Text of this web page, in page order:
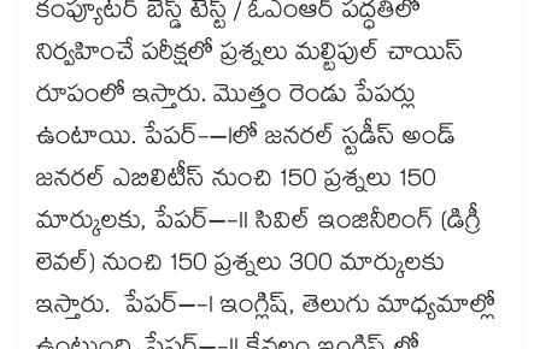
కంప్యూటర్ బేస్డ్ టెస్ట్ / ఓఎంఆర్ పద్ధతిలో
నిర్వహించే పరీక్షలో ప్రశ్నలు మల్టిపుల్ చాయిస్
రూపంలో ఇస్తారు. మొత్తం రెండు పేపర్లు
ఉంటాయి. పేపర్-–Iలో జనరల్ స్టడీస్ అండ్
జనరల్ ఎబిలిటీస్ నుంచి 150 ప్రశ్నలు 150
మార్కులకు, పేపర్–-II సివిల్ ఇంజినీరింగ్ (డిగ్రీ
లెవల్) నుంచి 150 ప్రశ్నలు 300 మార్కులకు
ఇస్తారు. పేపర్–-I ఇంగ్లిష్, తెలుగు మాధ్యమాల్లో